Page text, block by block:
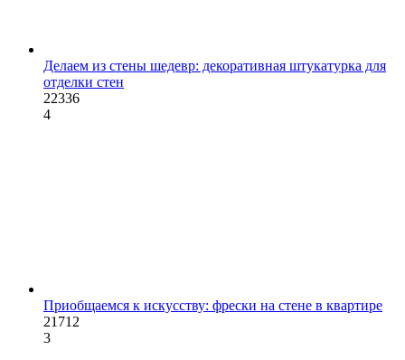
Делаем из стены шедевр: декоративная штукатурка для
отделки стен
22336
4
Приобщаемся к искусству: фрески на стене в квартире
21712
3